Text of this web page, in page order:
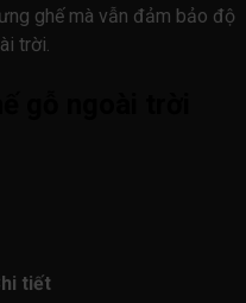
ghế mà vẫn đảm bảo độ
trời.
tiết